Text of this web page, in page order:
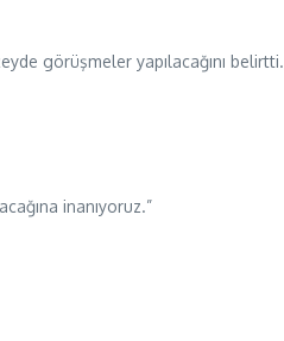
görüşmeler yapılacağını belirtti.
inanıyoruz.”